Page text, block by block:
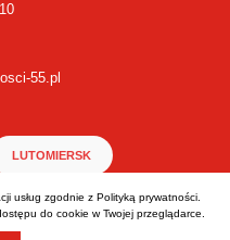
55.pl
LUTOMIERSK
ŁÓDZKI
usług zgodnie z Polityką prywatności.
do cookie w Twojej przeglądarce.